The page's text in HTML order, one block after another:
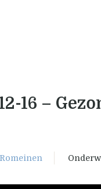
16 –
Romeinen